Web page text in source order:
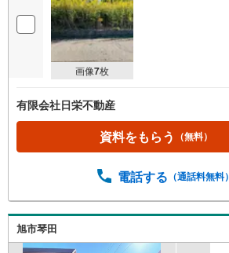
画像7枚
有限会社日栄不動産
資料をもらう （無料）
電話する （通話料無料）
旭市琴田